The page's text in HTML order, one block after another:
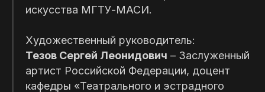
искусства МГТУ-МАСИ.
Художественный руководитель:
Тезов Сергей Леонидович – Заслуженный
артист Российской Федерации, доцент
кафедры «Театрального и эстрадного